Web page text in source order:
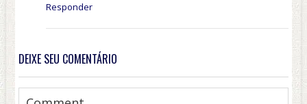
Responder
DEIXE SEU COMENTÁRIO